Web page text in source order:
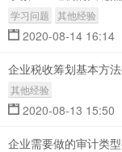
学习问题 其他经验
2020-08-14 16:14
企业税收筹划基本方
其他经验
2020-08-13 15:50
企业需要做的审计类